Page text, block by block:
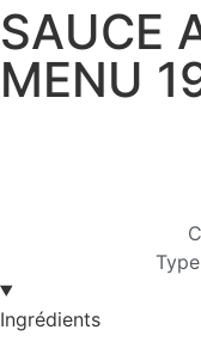
SAUCE
MENU
Ingrédients